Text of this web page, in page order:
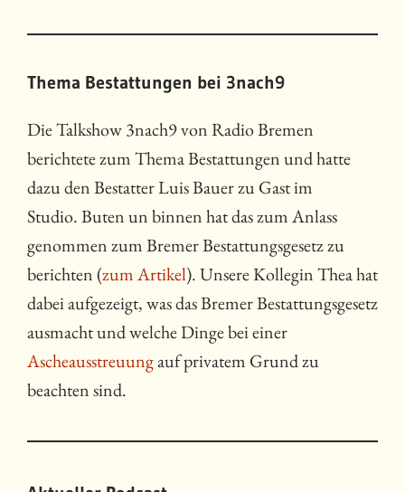
Thema Bestattungen bei 3nach9
Die Talkshow 3nach9 von Radio Bremen
berichtete zum Thema Bestattungen und hatte
dazu den Bestatter Luis Bauer zu Gast im
Studio. Buten un binnen hat das zum Anlass
genommen zum Bremer Bestattungsgesetz zu
berichten (zum Artikel). Unsere Kollegin Thea hat
dabei aufgezeigt, was das Bremer Bestattungsgesetz
ausmacht und welche Dinge bei einer
Ascheausstreuungauf privatem Grund zu
beachten sind.